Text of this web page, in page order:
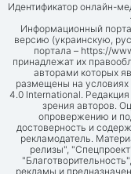
Идентификатор онлайн-
Информационный
версию (украинскую,
портала – https://
принадлежат их
авторами которых
размещены на условиях
4.0 International.
зрения авторов.
опровержению и
достоверность и
рекламодатель.
релизы",
рекламы и